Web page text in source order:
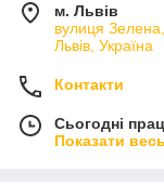
м. Львів
вулиця
Львів, Україна
Контакти
Сьогодні
Показати